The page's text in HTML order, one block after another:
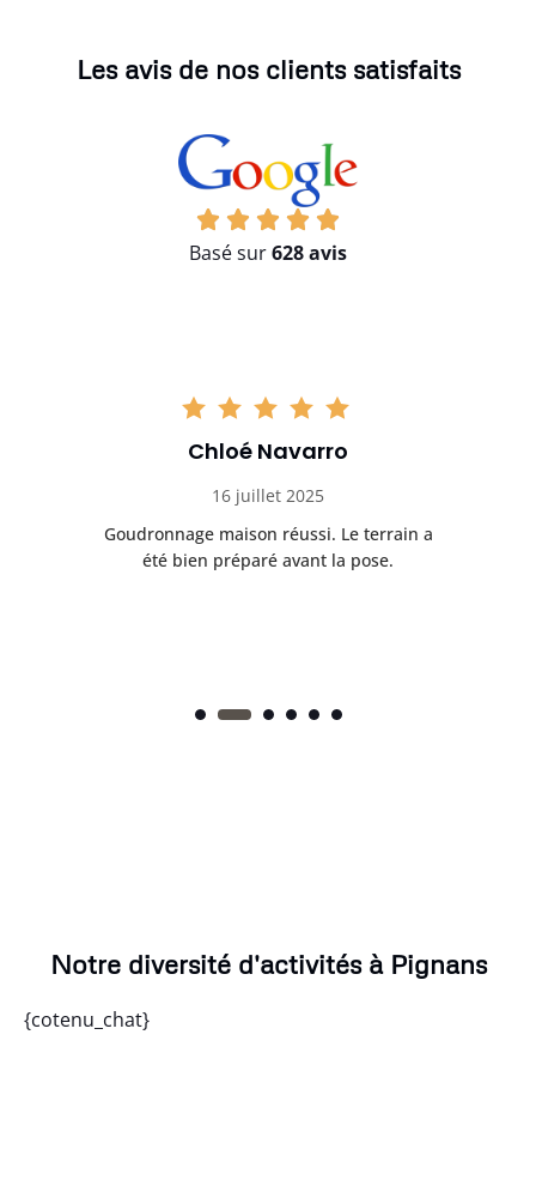
Les avis de nos clients satisfaits
Basé sur628 avis
Chloé Navarro
16 juillet 2025
Goudronnage maison réussi. Le terrain a
été bien préparé avant la pose.
Notre diversité d'activités à Pignans
{cotenu_chat}